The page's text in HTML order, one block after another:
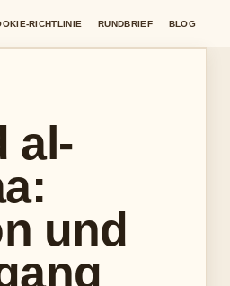
RICHTLINIE RUNDBRIEF BLOG
al-
und